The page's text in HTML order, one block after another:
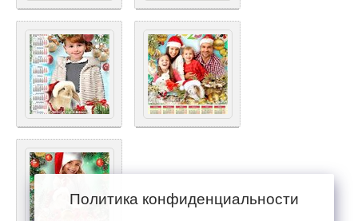
Политика конфиденциальности